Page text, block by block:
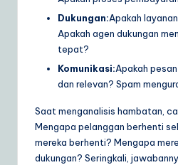
Dukungan:Apakah
Apakah agen dukungan
tepat?
Komunikasi:Apakah
dan relevan? Spam
Saat menganalisis hambatan,
Mengapa pelanggan berhenti
mereka berhenti? Mengapa
dukungan? Seringkali,